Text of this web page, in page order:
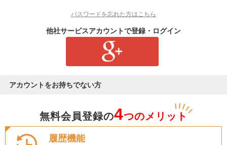
パスワードを忘れた方はこちら
他社サービスアカウントで登録・ログイン
アカウントをお持ちでない方
無料会員登録の4つのメリット
履歴機能